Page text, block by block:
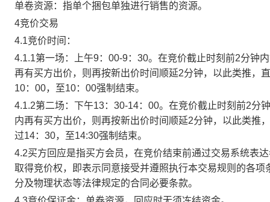
单卷资源：指单个捆包单独进行销售的资源。
4竞价交易
4.1竞价时间：
4.1.1第一场：上午9：00-9：30。在竞价截止时刻前2分钟
再有买方出价，则再按新出价时间顺延2分钟，以此类推，
10：00，至10：00强制结束。
4.1.2第二场：下午13：30-14：00。在竞价截止时刻前2分
内再有买方出价，则再按新出价时间顺延2分钟，以此类推
过14：30，至14:30强制结束。
4.2买方回应是指买方会员，在竞价结束前通过交易系统表
取得竞价权，即表示同意接受并遵照执行本交易规则的各
分及物理状态等法律规定的合同必要条款。